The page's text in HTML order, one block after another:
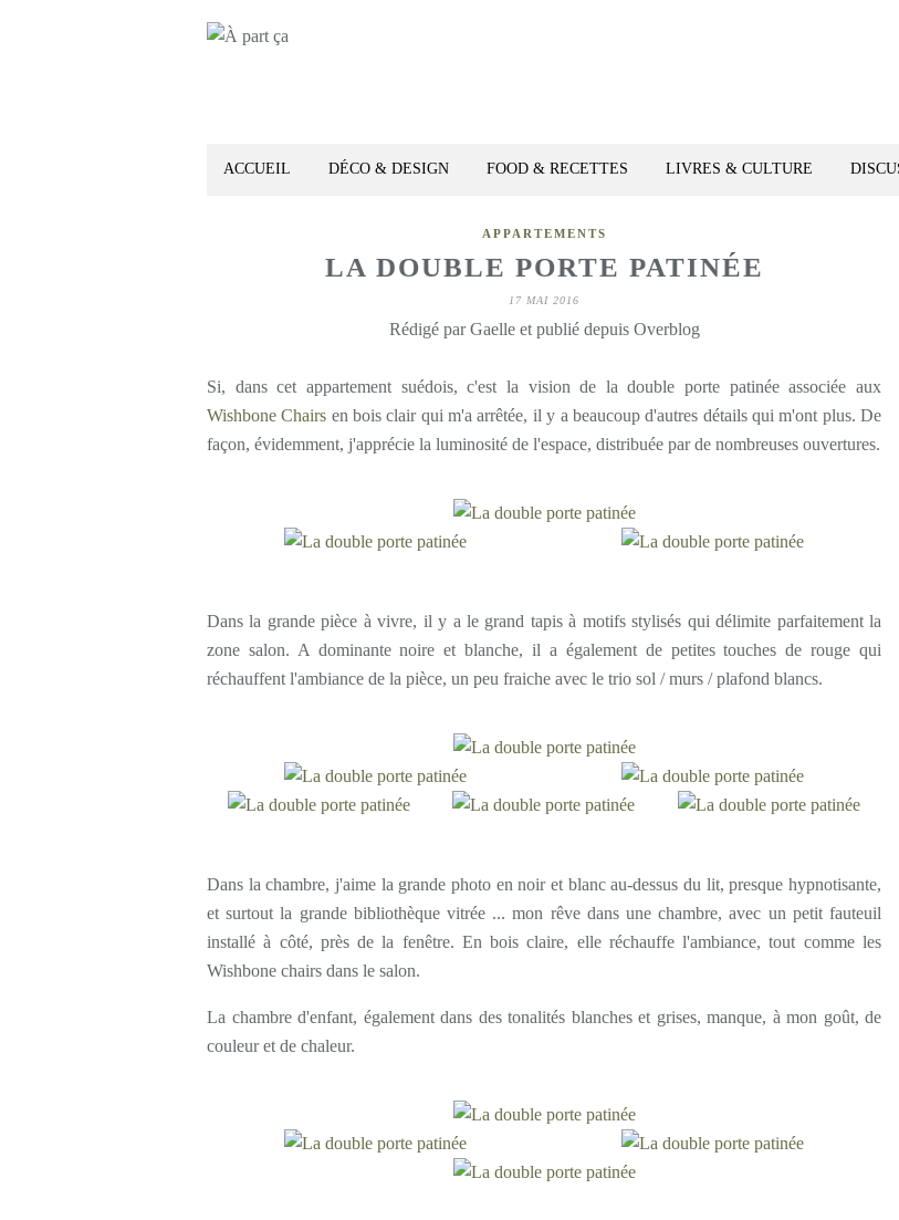
ACCUEIL DÉCO & DESIGN FOOD & RECETTES LIVRES & CULTURE
APPARTEMENTS
LA DOUBLE PORTE PATINÉE
17 MAI 2016
Rédigé par Gaelle et publié depuis Overblog
Si, dans cet appartement suédois, c'est la vision de la double porte patinée associée aux
Wishbone Chairs en bois clair qui m'a arrêtée, il y a beaucoup d'autres détails qui m'ont plus. De
façon, évidemment, j'apprécie la luminosité de l'espace, distribuée par de nombreuses ouvertures.
Dans la grande pièce à vivre, il y a le grand tapis à motifs stylisés qui délimite parfaitement la
zone salon. A dominante noire et blanche, il a également de petites touches de rouge qui
réchauffent l'ambiance de la pièce, un peu fraiche avec le trio sol / murs / plafond blancs.
Dans la chambre, j'aime la grande photo en noir et blanc au-dessus du lit, presque hypnotisante,
et surtout la grande bibliothèque vitrée ... mon rêve dans une chambre, avec un petit fauteuil
installé à côté, près de la fenêtre. En bois claire, elle réchauffe l'ambiance, tout comme les
Wishbone chairs dans le salon.
La chambre d'enfant, également dans des tonalités blanches et grises, manque, à mon goût, de
couleur et de chaleur.